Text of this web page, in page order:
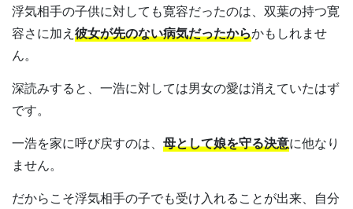
浮気相手の子供に対しても寛容だったのは、双葉の持つ寛
容さに加え 彼女が先のない病気だったからかもしれませ
ん。
深読みすると、一浩に対しては男女の愛は消えていたはず
です。
一浩を家に呼び戻すのは、 母として娘を守る決意に他なり
ません。
だからこそ浮気相手の子でも受け入れることが出来、自分